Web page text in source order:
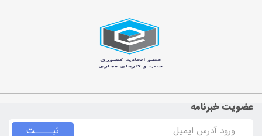
عضویت خبرنامه
ثبـــــت